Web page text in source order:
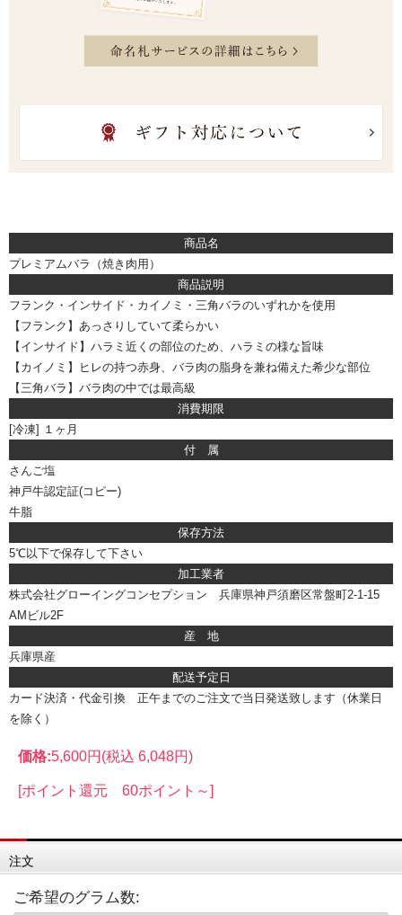
商品名
プレミアムバラ（焼き肉用）
商品説明
フランク・インサイド・カイノミ・三角バラのいずれかを使用
【フランク】あっさりしていて柔らかい
【インサイド】ハラミ近くの部位のため、ハラミの様な旨味
【カイノミ】ヒレの持つ赤身、バラ肉の脂身を兼ね備えた希少な部位
【三角バラ】バラ肉の中では最高級
消費期限
[冷凍] １ヶ月
付 属
さんご塩
神戸牛認定証(コピー)
牛脂
保存方法
5℃以下で保存して下さい
加工業者
株式会社グローイングコンセプション 兵庫県神戸須磨区常盤町2-1-15
AMビル2F
産 地
兵庫県産
配送予定日
カード決済・代金引換 正午までのご注文で当日発送致します（休業日
を除く）
価格:5,600円 (税込 6,048円)
[ポイント還元 60ポイント～]
注文
ご希望のグラム数: